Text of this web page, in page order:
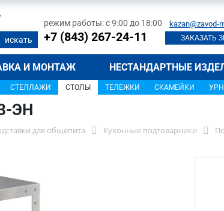
режим работы: с 9:00 до 18:00
+7 (843) 267-24-11
kazan@zavod-
ЗАКАЗАТЬ
И МОНТАЖ НЕСТАНДАРТНЫЕ
СТЕЛЛАЖИ СТОЛЫ ТЕЛЕЖКИ СКАМЕЙКИ
ЭН
для общепита Кухонные подтоварники